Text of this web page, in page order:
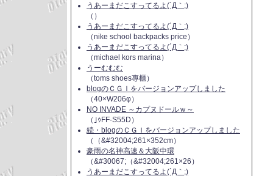
うあーまだこすってるよ(´Д｀;)
（）
うあーまだこすってるよ(´Д｀;)
（nike school backpacks price）
うあーまだこすってるよ(´Д｀;)
（michael kors marina）
うーむむむ
（toms shoes專櫃）
blogのＣＧＩをバージョンアップしました
（40×W206φ）
NO INVADE ～カプヌドールｗ～
（｣ｩFF-S55D）
続・blogのＣＧＩをバージョンアップしました
（（&#32004;261×352cm）
豪雨の名神高速＆大阪中環
（&#30067;（&#32004;261×26）
うあーまだこすってるよ(´Д｀;)